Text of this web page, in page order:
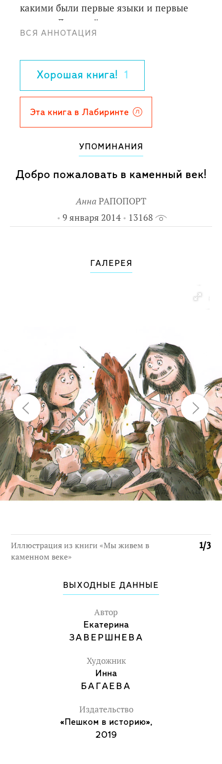
какими были первые языки и первые
письма. Дети поймут, как правильно
охотиться на мамонта, разводить огонь,
первобытный Новый год,
ориентироваться в лесу, наносить
праздничную и боевую раскраску,
понимать язык животных и птиц.
История оживёт, станет понятной и
ВСЯ АННОТАЦИЯ
Хорошая книга! 1
Эта книга в Лабиринте
УПОМИНАНИЯ
Добро пожаловать в каменный век!
Анна РАПОПОРТ
9 января 2014
13168
ГАЛЕРЕЯ
1/3
Иллюстрация из книги «Мы живем в
каменном веке»
ВЫХОДНЫЕ ДАННЫЕ
Автор
Екатерина
ЗАВЕРШНЕВА
Художник
Инна
БАГАЕВА
Издательство
«Пешком в историю»,
2019